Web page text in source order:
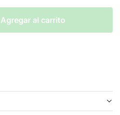
Agregar al carrito